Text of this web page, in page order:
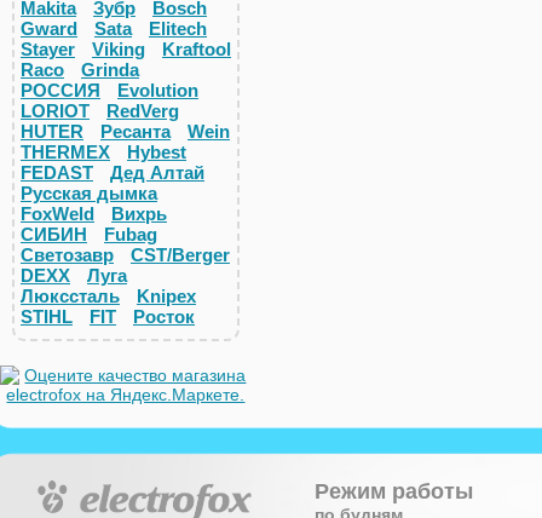
Makita
Зубр
Bosch
Gward
Sata
Elitech
Stayer
Viking
Kraftool
Raco
Grinda
РОССИЯ
Evolution
LORIOT
RedVerg
HUTER
Ресанта
Wein
THERMEX
Hybest
FEDAST
Дед Алтай
Русская дымка
FoxWeld
Вихрь
СИБИН
Fubag
Светозавр
CST/Berger
DEXX
Луга
Люкссталь
Knipex
STIHL
FIT Росток
Режим работы